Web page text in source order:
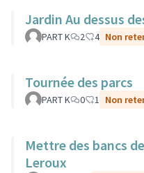
Jardin Au dessus
PART K 2 4 Non
Tournée des parcs
PART K 0 1 Non
Mettre des bancs
Leroux